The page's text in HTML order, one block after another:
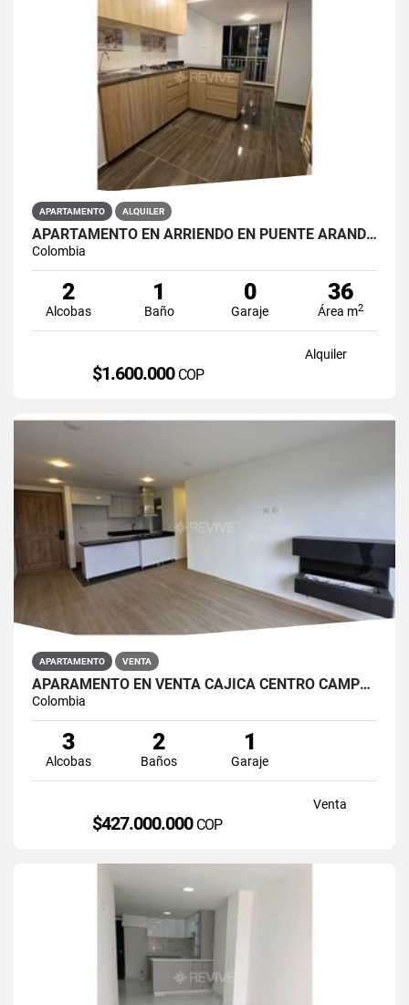
APARTAMENTO ALQUILER
APARTAMENTO EN ARRIENDO EN PUENTE ARANDA PRIMAVERA 6-39
Colombia
2
Alcobas
1
Baño
0
Garaje
36
Área m2
Alquiler
$1.600.000 COP
APARTAMENTO VENTA
APARAMENTO EN VENTA CAJICÁ CENTRO CAMPUS CLUB RESERVADO
Colombia
3
Alcobas
2
Baños
1
Garaje
Venta
$427.000.000 COP